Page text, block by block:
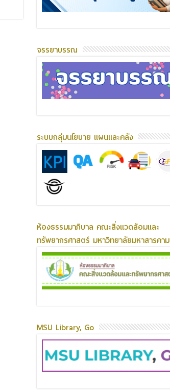
จรรยาบรรณ
ระบบกลุ่มนโยบาย แผนและคลัง
ห้องธรรมมาภิบาล คณะสิ่งแวดล้อมและ
ทรัพยากรศาสตร์ มหาวิทยาลัยมหาสารคาม
MSU Library, Go